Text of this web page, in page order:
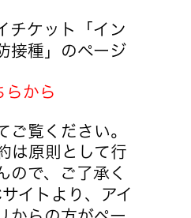
チケット「イン
接種」のページ
らから
ご覧ください。
は原則として行
ので、ご了承く
イトより、アイ